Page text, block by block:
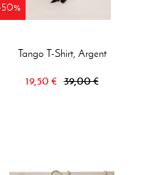
Tango T-Shirt, Argent
19,50 € 39,00 €